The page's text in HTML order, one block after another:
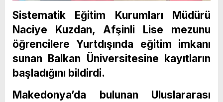
Sistematik Eğitim Kurumları Müdürü
Naciye Kuzdan, Afşinli Lise mezunu
öğrencilere Yurtdışında eğitim imkanı
sunan Balkan Üniversitesine kayıtların
başladığını bildirdi.
Makedonya’da bulunan Uluslararası